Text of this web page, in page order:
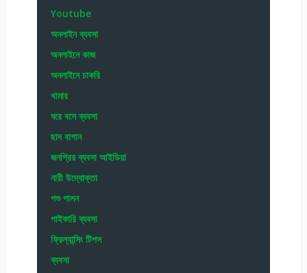
Youtube
অনলাইন ব্যবসা
অনলাইনে কাজ
অনলাইনে চাকরি
খামার
ঘরে বসে ব্যবসা
ছাদ বাগান
জনপ্রিয় ব্যবসা আইডিয়া
নারী উদ্যোক্তা
পশু পালন
পাইকারি ব্যবসা
ফ্রিল্যান্সিং টিপস
ব্যবসা